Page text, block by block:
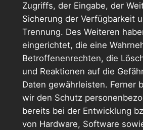
Zugriffs, der Eingabe, der
Sicherung der Verfügbarkeit
Trennung. Des Weiteren
eingerichtet, die eine
Betroffenenrechten, die
und Reaktionen auf die
Daten gewährleisten. Ferner
wir den Schutz
bereits bei der Entwicklung
von Hardware, Software